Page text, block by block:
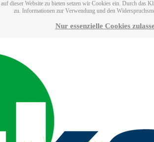
dieser Website zu bieten setzen wir Cookies ein. Durch
zu. Informationen zur Verwendung und den
Nur essenzielle Cookies